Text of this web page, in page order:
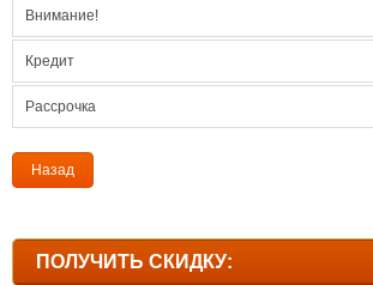
ПОЛУЧИТЬ СКИДКУ:
Внимание!
Кредит
Рассрочка
Назад